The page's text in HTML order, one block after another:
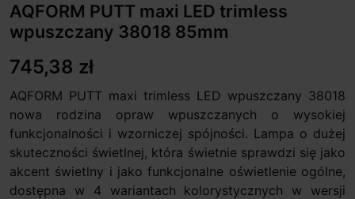
AQFORM PUTT maxi LED trimless
wpuszczany 38018 85mm
745,38 zł
AQFORM PUTT maxi trimless LED wpuszczany 38018
nowa rodzina opraw wpuszczanych o wysokiej
funkcjonalności i wzorniczej spójności. Lampa o dużej
skuteczności świetlnej, która świetnie sprawdzi się jako
akcent świetlny i jako funkcjonalne oświetlenie ogólne,
dostępna w 4 wariantach kolorystycznych w wersji